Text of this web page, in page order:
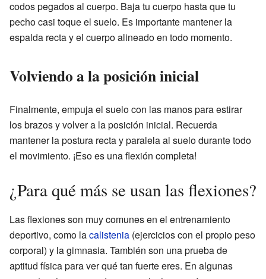
codos pegados al cuerpo. Baja tu cuerpo hasta que tu
pecho casi toque el suelo. Es importante mantener la
espalda recta y el cuerpo alineado en todo momento.
Volviendo a la posición inicial
Finalmente, empuja el suelo con las manos para estirar
los brazos y volver a la posición inicial. Recuerda
mantener la postura recta y paralela al suelo durante todo
el movimiento. ¡Eso es una flexión completa!
¿Para qué más se usan las flexiones?
Las flexiones son muy comunes en el entrenamiento
deportivo, como lacalistenia (ejercicios con el propio peso
corporal) y la gimnasia. También son una prueba de
aptitud física para ver qué tan fuerte eres. En algunas